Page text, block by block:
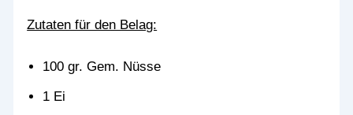
Zutaten für den Belag:
100 gr. Gem. Nüsse
1 Ei